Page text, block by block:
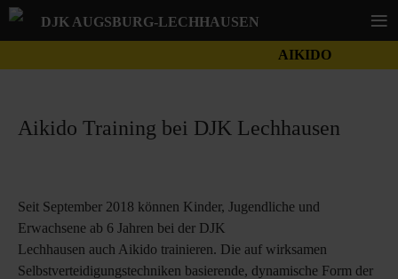
AIKIDO
Aikido Training bei DJK Lechhausen
Seit September 2018 können Kinder, Jugendliche und
Erwachsene ab 6 Jahren bei der DJK
Lechhausen auch Aikido trainieren. Die auf wirksamen
Selbstverteidigungstechniken basierende, dynamische Form der
DJK AUGSBURG-LECHHAUSEN ≡